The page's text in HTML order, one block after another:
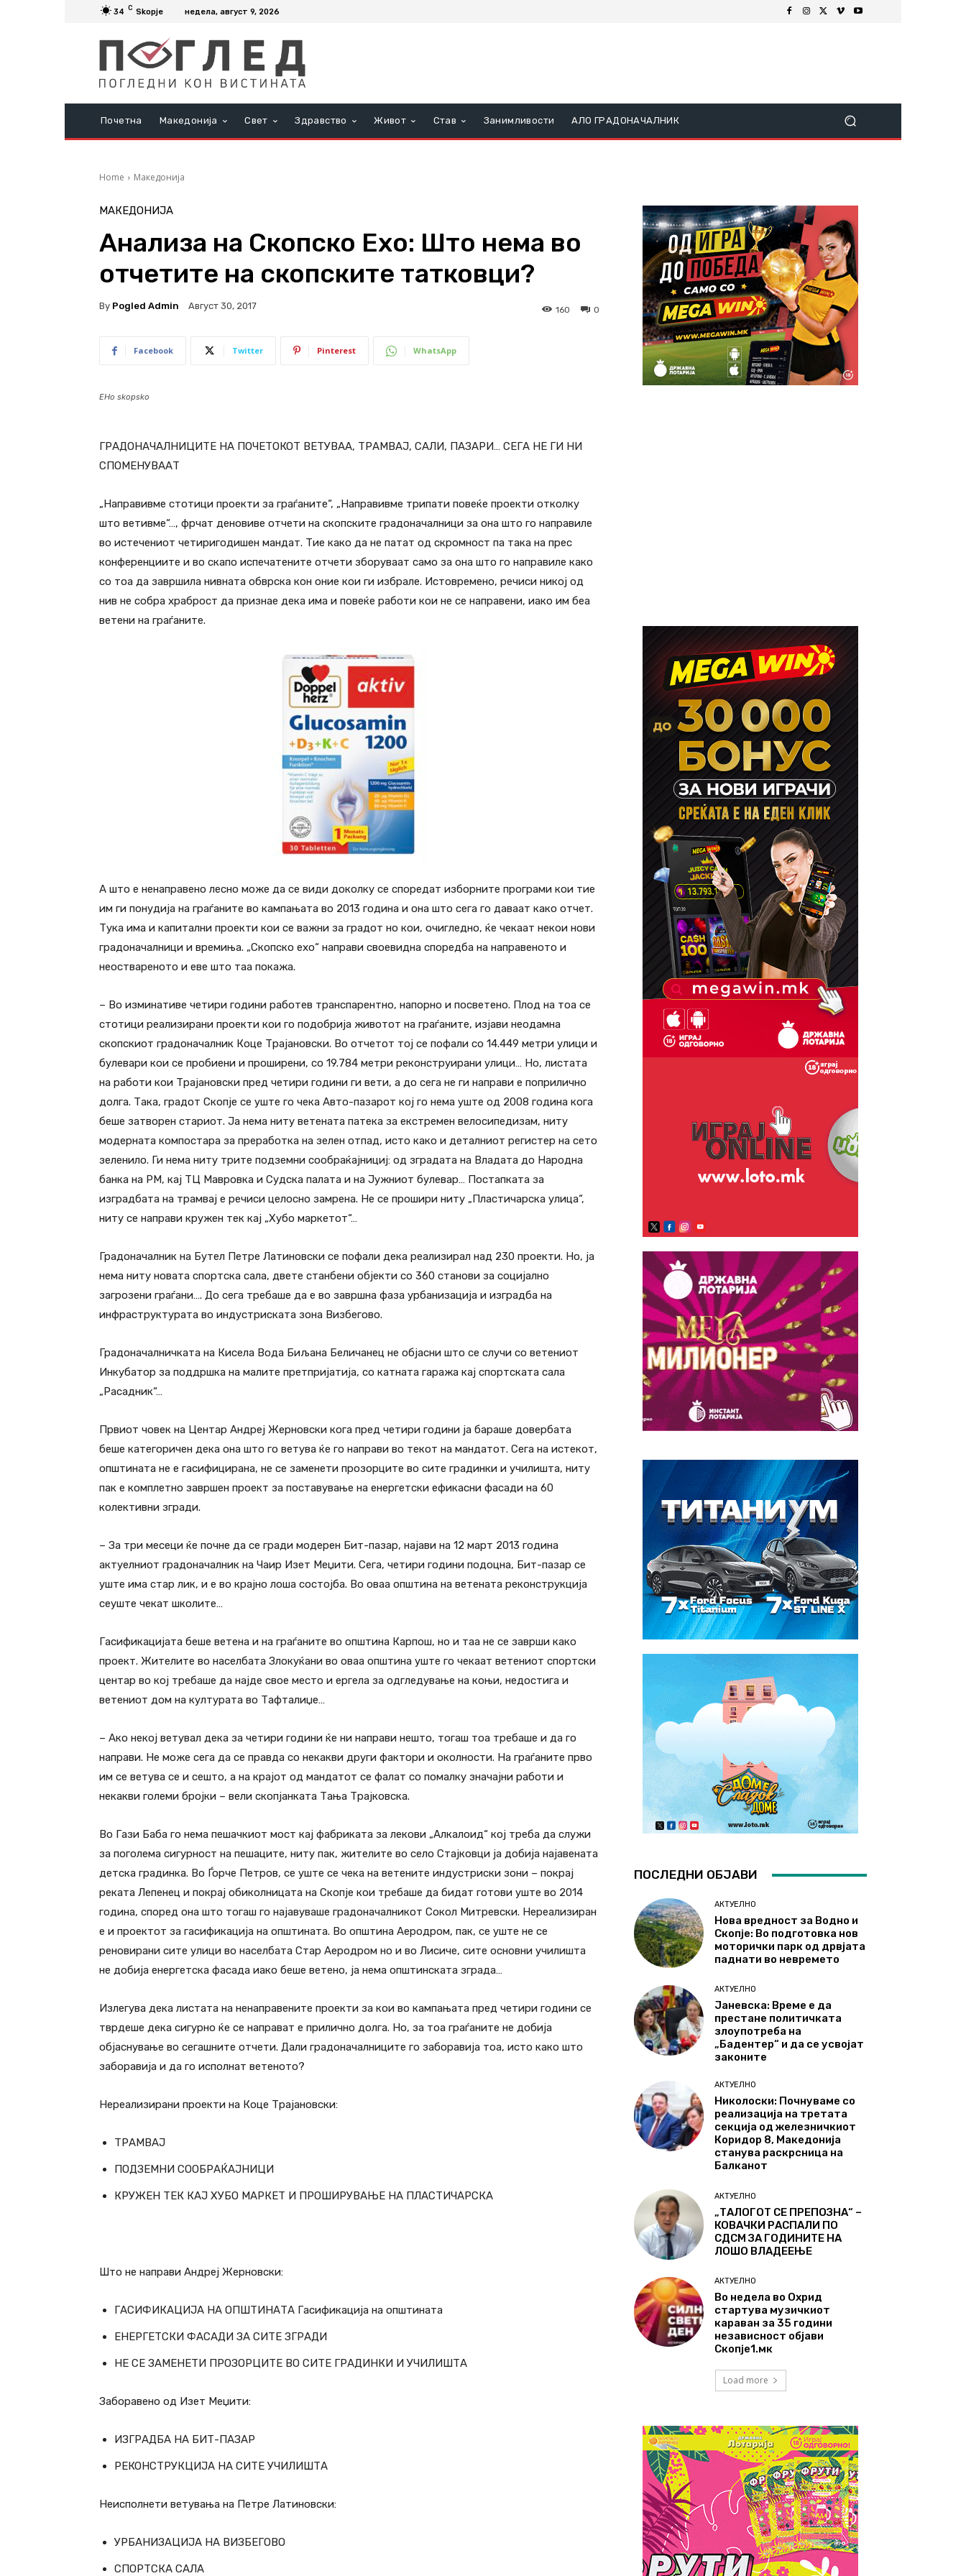
34 C Skopje недела, август 9, 2026
Почетна Македонија Свет Здравство Живот Став Занимливости АЛО ГРАДОНАЧАЛНИК
Home Македонија
МАКЕДОНИЈА
Анализа на Скопско Ехо: Што нема во
отчетите на скопските татковци?
By Pogled Admin Август 30, 2017 0
160
Facebook Twitter Pinterest WhatsApp
EHo skopsko
ГРАДОНАЧАЛНИЦИТЕ НА ПОЧЕТОКОТ ВЕТУВАА, ТРАМВАЈ, САЛИ, ПАЗАРИ… СЕГА НЕ ГИ НИ
СПОМЕНУВААТ
„Направивме стотици проекти за граѓаните“, „Направивме трипати повеќе проекти отколку
што ветивме“…, фрчат деновиве отчети на скопските градоначалници за она што го направиле
во истечениот четиригодишен мандат. Тие како да не патат од скромност па така на прес
конференциите и во скапо испечатените отчети зборуваат само за она што го направиле како
со тоа да завршила нивната обврска кон оние кои ги избрале. Истовремено, речиси никој од
нив не собра храброст да признае дека има и повеќе работи кои не се направени, иако им беа
ветени на граѓаните.
А што е ненаправено лесно може да се види доколку се споредат изборните програми кои тие
им ги понудија на граѓаните во кампањата во 2013 година и она што сега го даваат како отчет.
Тука има и капитални проекти кои се важни за градот но кои, очигледно, ќе чекаат некои нови
градоначалници и времиња. „Скопско ехо“ направи своевидна споредба на направеното и
неоствареното и еве што таа покажа.
– Во изминативе четири години работев транспарентно, напорно и посветено. Плод на тоа се
стотици реализирани проекти кои го подобрија животот на граѓаните, изјави неодамна
скопскиот градоначалник Коце Трајановски. Во отчетот тој се пофали со 14.449 метри улици и
булевари кои се пробиени и проширени, со 19.784 метри реконструирани улици… Но, листата
на работи кои Трајановски пред четири години ги вети, а до сега не ги направи е поприлично
долга. Така, градот Скопје се уште го чека Авто-пазарот кој го нема уште од 2008 година кога
беше затворен стариот. Ја нема ниту ветената патека за екстремен велосипедизам, ниту
модерната компостара за преработка на зелен отпад, исто како и деталниот регистер на сето
зеленило. Ги нема ниту трите подземни сообраќајнициј: од зградата на Владата до Народна
банка на РМ, кај ТЦ Мавровка и Судска палата и на Јужниот булевар… Постапката за
изградбата на трамвај е речиси целосно замрена. Не се прошири ниту „Пластичарска улица“,
ниту се направи кружен тек кај „Хубо маркетот“…
Градоначалник на Бутел Петре Латиновски се пофали дека реализирал над 230 проекти. Но, ја
нема ниту новата спортска сала, двете станбени објекти со 360 станови за социјално
загрозени граѓани…. До сега требаше да е во завршна фаза урбанизација и изградба на
инфраструктурата во индустриската зона Визбегово.
Градоначалничката на Кисела Вода Биљана Беличанец не објасни што се случи со ветениот
Инкубатор за поддршка на малите претпријатија, со катната гаража кај спортската сала
„Расадник“…
Првиот човек на Центар Андреј Жерновски кога пред четири години ја бараше довербата
беше категоричен дека она што го ветува ќе го направи во текот на мандатот. Сега на истекот,
општината не е гасифицирана, не се заменети прозорците во сите градинки и училишта, ниту
пак е комплетно завршен проект за поставување на енергетски ефикасни фасади на 60
колективни згради.
– За три месеци ќе почне да се гради модерен Бит-пазар, најави на 12 март 2013 година
актуелниот градоначалник на Чаир Изет Меџити. Сега, четири години подоцна, Бит-пазар се
уште има стар лик, и е во крајно лоша состојба. Во оваа општина на ветената реконструкција
сеуште чекат школите…
Гасификацијата беше ветена и на граѓаните во општина Карпош, но и таа не се заврши како
проект. Жителите во населбата Злокуќани во оваа општина уште го чекаат ветениот спортски
центар во кој требаше да најде свое место и ергела за одгледување на коњи, недостига и
ветениот дом на културата во Тафталиџе…
– Ако некој ветувал дека за четири години ќе ни направи нешто, тогаш тоа требаше и да го
направи. Не може сега да се правда со некакви други фактори и околности. На граѓаните прво
им се ветува се и сешто, а на крајот од мандатот се фалат со помалку значајни работи и
некакви големи бројки – вели скопјанката Тања Трајковска.
Во Гази Баба го нема пешачкиот мост кај фабриката за лекови „Алкалоид“ кој треба да служи
за поголема сигурност на пешаците, ниту пак, жителите во село Стајковци ја добија најавената
детска градинка. Во Ѓорче Петров, се уште се чека на ветените индустриски зони – покрај
реката Лепенец и покрај обиколницата на Скопје кои требаше да бидат готови уште во 2014
година, според она што тогаш го најавуваше градоначалникот Сокол Митревски. Нереализиран
е и проектот за гасификација на општината. Во општина Аеродром, пак, се уште не се
реновирани сите улици во населбата Стар Аеродром но и во Лисиче, сите основни училишта
не добија енергетска фасада иако беше ветено, ја нема општинската зграда…
Излегува дека листата на ненаправените проекти за кои во кампањата пред четири години се
тврдеше дека сигурно ќе се направат е прилично долга. Но, за тоа граѓаните не добија
објаснување во сегашните отчети. Дали градоначалниците го заборавија тоа, исто како што
заборавија и да го исполнат ветеното?
Нереализирани проекти на Коце Трајановски:
ТРАМВАЈ
ПОДЗЕМНИ СООБРАЌАЈНИЦИ
КРУЖЕН ТЕК КАЈ ХУБО МАРКЕТ И ПРОШИРУВАЊЕ НА ПЛАСТИЧАРСКА
Што не направи Андреј Жерновски:
ГАСИФИКАЦИЈА НА ОПШТИНАТА Гасификација на општината
ЕНЕРГЕТСКИ ФАСАДИ ЗА СИТЕ ЗГРАДИ
НЕ СЕ ЗАМЕНЕТИ ПРОЗОРЦИТЕ ВО СИТЕ ГРАДИНКИ И УЧИЛИШТА
Заборавено од Изет Меџити:
ИЗГРАДБА НА БИТ-ПАЗАР
РЕКОНСТРУКЦИЈА НА СИТЕ УЧИЛИШТА
Неисполнети ветувања на Петре Латиновски:
УРБАНИЗАЦИЈА НА ВИЗБЕГОВО
СПОРТСКА САЛА
ПОСЛЕДНИ ОБЈАВИ
АКТУЕЛНО
Нова вредност за Водно и
Скопје: Во подготовка нов
моторички парк од дрвјата
паднати во невремето
АКТУЕЛНО
Јаневска: Време е да
престане политичката
злоупотреба на
„Бадентер“ и да се усвојат
законите
АКТУЕЛНО
Николоски: Почнуваме со
реализација на третата
секција од железничкиот
Коридор 8, Македонија
станува раскрсница на
Балканот
АКТУЕЛНО
„ТАЛОГОТ СЕ ПРЕПОЗНА“ –
КОВАЧКИ РАСПАЛИ ПО
СДСМ ЗА ГОДИНИТЕ НА
ЛОШО ВЛАДЕЕЊЕ
АКТУЕЛНО
Во недела во Охрид
стартува музичкиот
караван за 35 години
независност објави
Скопје1.мк
Load more